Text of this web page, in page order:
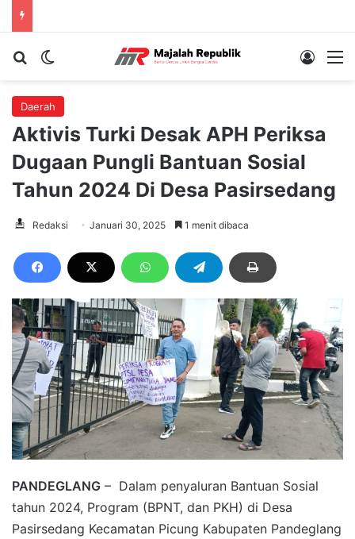
Cari berita...Switch skin Log In
Daerah
Aktivis Turki Desak APH Periksa
Dugaan Pungli Bantuan Sosial
Tahun 2024 Di Desa Pasirsedang
Redaksi Januari 30, 2025 1 menit dibaca
PANDEGLANG – Dalam penyaluran Bantuan Sosial
tahun 2024, Program (BPNT, dan PKH) di Desa
Pasirsedang Kecamatan Picung Kabupaten Pandeglang